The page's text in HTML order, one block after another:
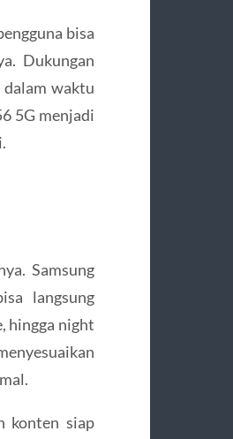
bisa
Dukungan
dalam waktu
5G menjadi
Samsung
langsung
hingga night
konten siap